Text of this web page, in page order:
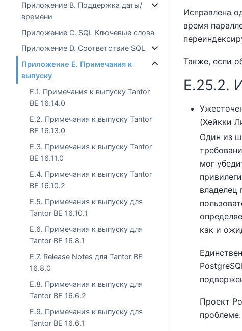
Приложение B. Поддержка даты/
времени
Приложение C. SQL Ключевые слова
Приложение D. Соответствие SQL
Приложение E. Примечания к
выпуску
E.1. Примечания к выпуску Tantor
BE 16.14.0
E.2. Примечания к выпуску Tantor
BE 16.13.0
E.3. Примечания к выпуску Tantor
BE 16.11.0
E.4. Примечания к выпуску Tantor
BE 16.10.2
E.5. Примечания к выпуску для
Tantor BE 16.10.1
E.6. Примечания к выпуску для
Tantor BE 16.8.1
E.7. Release Notes для Tantor BE
16.8.0
E.8. Примечания к выпуску для
Tantor BE 16.6.2
E.9. Примечания к выпуску для
Tantor BE 16.6.1
Исправлена
время
Также, если
E.25.2.
(Хейкки
Один из
мог
владелец
как и
Проект